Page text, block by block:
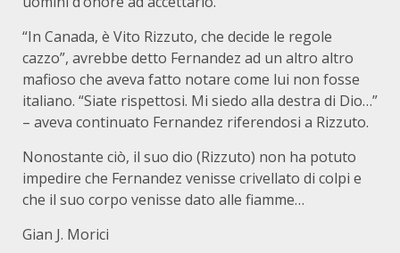
“In Canada, è Vito Rizzuto, che decide le regole
cazzo”, avrebbe detto Fernandez ad un altro altro
mafioso che aveva fatto notare come lui non fosse
italiano. “Siate rispettosi. Mi siedo alla destra di Dio…”
– aveva continuato Fernandez riferendosi a Rizzuto.
Nonostante ciò, il suo dio (Rizzuto) non ha potuto
impedire che Fernandez venisse crivellato di colpi e
che il suo corpo venisse dato alle fiamme…
Gian J. Morici